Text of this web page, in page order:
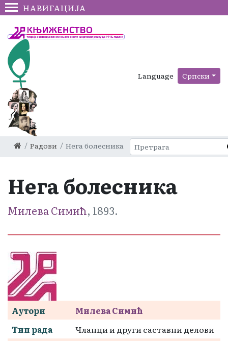
НАВИГАЦИЈА
Language Српски
Радови Нега болесника
Нега болесника
Милева Симић, 1893.
Аутори
Милева Симић
Тип рада
Чланци и други саставни делови